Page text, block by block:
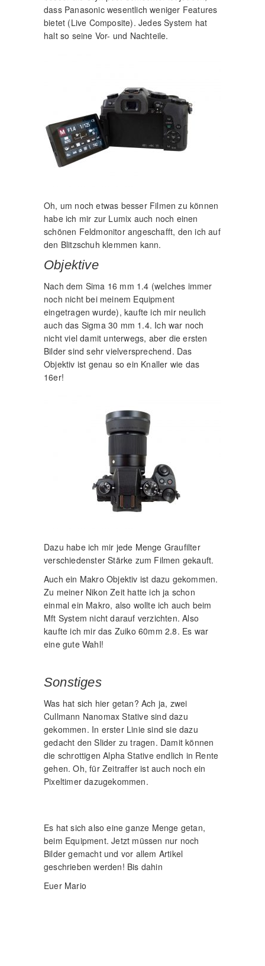
dass Panasonic wesentlich weniger Features
bietet (Live Composite). Jedes System hat
halt so seine Vor- und Nachteile.
Oh, um noch etwas besser Filmen zu können
habe ich mir zur Lumix auch noch einen
schönen Feldmonitor angeschafft, den ich auf
den Blitzschuh klemmen kann.
Objektive
Nach dem Sima 16 mm 1.4 (welches immer
noch nicht bei meinem Equipment
eingetragen wurde), kaufte ich mir neulich
auch das Sigma 30 mm 1.4. Ich war noch
nicht viel damit unterwegs, aber die ersten
Bilder sind sehr vielversprechend. Das
Objektiv ist genau so ein Knaller wie das
16er!
Dazu habe ich mir jede Menge Graufilter
verschiedenster Stärke zum Filmen gekauft.
Auch ein Makro Objektiv ist dazu gekommen.
Zu meiner Nikon Zeit hatte ich ja schon
einmal ein Makro, also wollte ich auch beim
Mft System nicht darauf verzichten. Also
kaufte ich mir das Zuiko 60mm 2.8. Es war
eine gute Wahl!
Sonstiges
Was hat sich hier getan? Ach ja, zwei
Cullmann Nanomax Stative sind dazu
gekommen. In erster Linie sind sie dazu
gedacht den Slider zu tragen. Damit können
die schrottigen Alpha Stative endlich in Rente
gehen. Oh, für Zeitraffer ist auch noch ein
Pixeltimer dazugekommen.
Es hat sich also eine ganze Menge getan,
beim Equipment. Jetzt müssen nur noch
Bilder gemacht und vor allem Artikel
geschrieben werden! Bis dahin
Euer Mario